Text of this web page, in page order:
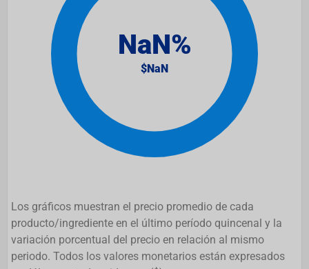
Los gráficos muestran el precio promedio de cada
producto/ingrediente en el último período quincenal y la
variación porcentual del precio en relación al mismo
periodo. Todos los valores monetarios están expresados